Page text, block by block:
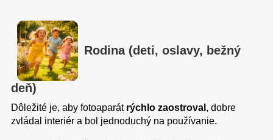
Rodina (deti, oslavy, bežný
deň)
Dôležité je, aby fotoaparát rýchlo zaostroval , dobre
zvládal interiér a bol jednoduchý na používanie.